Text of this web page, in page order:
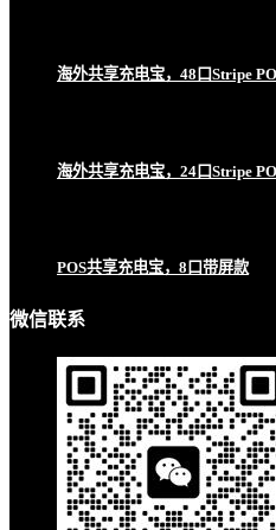
海外共享充电宝，48口Stripe
海外共享充电宝，24口Stripe
POS共享充电宝，8口带屏款
微信联系